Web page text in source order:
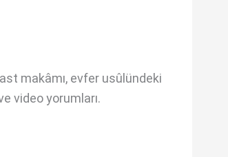
makâmı, evfer usûlündeki
video yorumları.